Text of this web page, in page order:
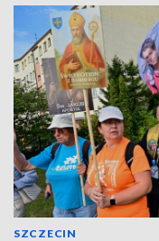
SZCZECIN